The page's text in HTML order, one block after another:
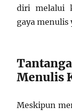
diri melalui
gaya menulis
Menulis
Meskipun